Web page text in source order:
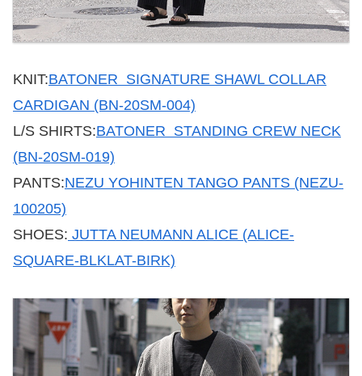
KNIT:BATONER SIGNATURE SHAWL COLLAR
CARDIGAN (BN-20SM-004)
L/S SHIRTS:BATONER STANDING CREW NECK
(BN-20SM-019)
PANTS:NEZU YOHINTEN TANGO PANTS (NEZU-
100205)
SHOES: JUTTA NEUMANN ALICE (ALICE-
SQUARE-BLKLAT-BIRK)